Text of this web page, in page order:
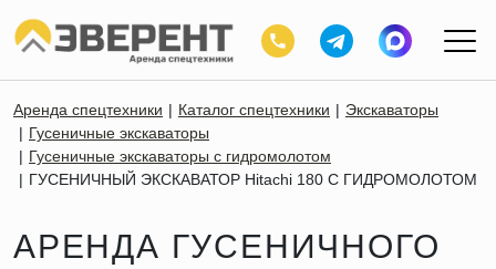
Аренда спецтехники Каталог спецтехники
Экскаваторы
Гусеничные экскаваторы
Гусеничные экскаваторы с гидромолотом
ГУСЕНИЧНЫЙ ЭКСКАВАТОР Hitachi 180 С ГИДРОМОЛОТОМ
АРЕНДА ГУСЕНИЧНОГО